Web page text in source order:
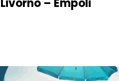
Livorno – Empoli